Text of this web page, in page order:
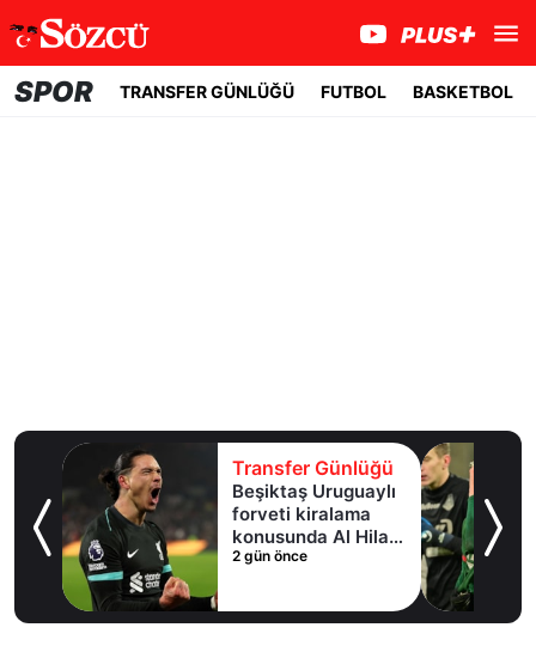
SPOR TRANSFER GÜNLÜĞÜ FUTBOL BASKETBOL
Transfer Günlüğü
Beşiktaş Uruguaylı
forveti kiralama
konusunda Al Hilal
ile anlaştı! Adım
2 gün önce